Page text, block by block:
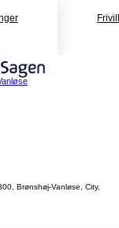
Brønshøj-Vanløse, City,